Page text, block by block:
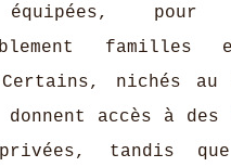
pour
familles
nichés
accès à des
tandis